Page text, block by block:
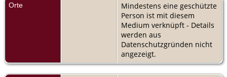
Orte
Mindestens eine geschützte
Person ist mit diesem
Medium verknüpft - Details
werden aus
Datenschutzgründen nicht
angezeigt.